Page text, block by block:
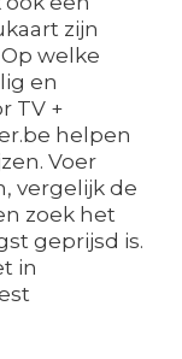
zijn
welke
en
TV +
helpen
Voer
vergelijk de
zoek het
geprijsd is.
in